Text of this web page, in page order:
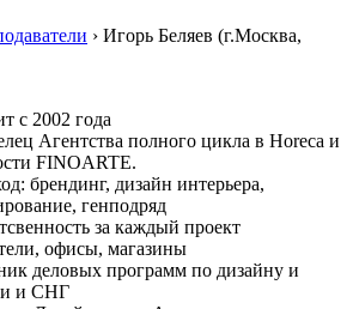
› Игорь Беляев (г.Москва,
с 2002 года
Агентства полного цикла в Horeca и
FINOARTE.
брендинг, дизайн интерьера,
генподряд
за каждый проект
офисы, магазины
деловых программ по дизайну и
и СНГ